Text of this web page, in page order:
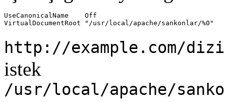
UseCanonicalName    Off
VirtualDocumentRoot "/usr/local/apache/sankonlar/%0"
http://example.com/
istek
/usr/local/apache/